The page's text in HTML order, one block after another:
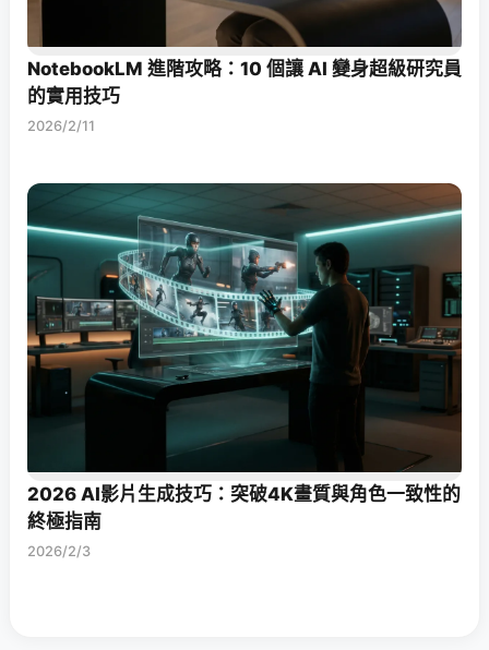
NotebookLM 進階攻略：10 個讓 AI 變身超級研究員
的實用技巧
2026/2/11
2026 AI影片生成技巧：突破4K畫質與角色一致性的
終極指南
2026/2/3